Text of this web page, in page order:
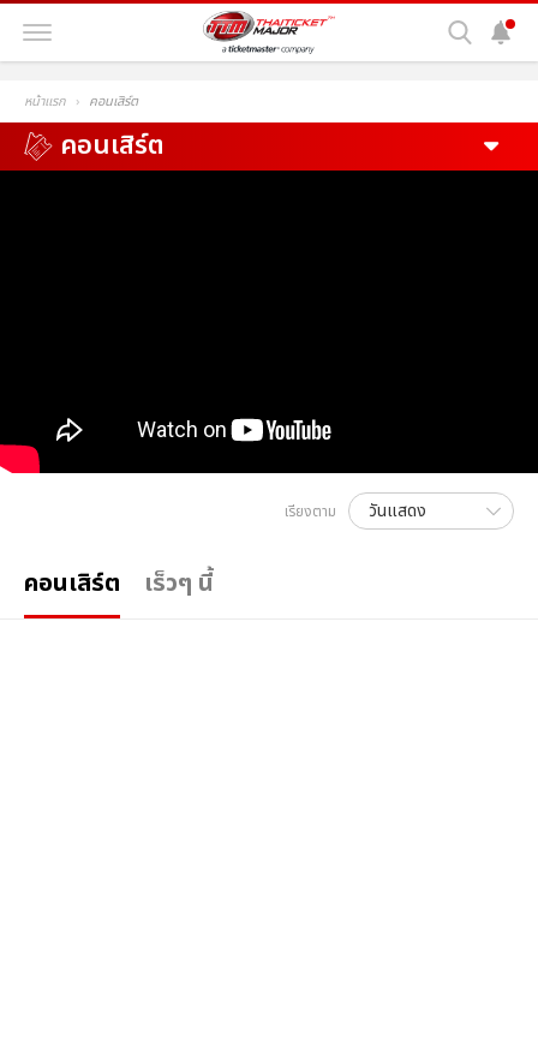
หน้าแรก คอนเสิร์ต
คอนเสิร์ต
เรียงตาม
คอนเสิร์ต เร็วๆ นี้